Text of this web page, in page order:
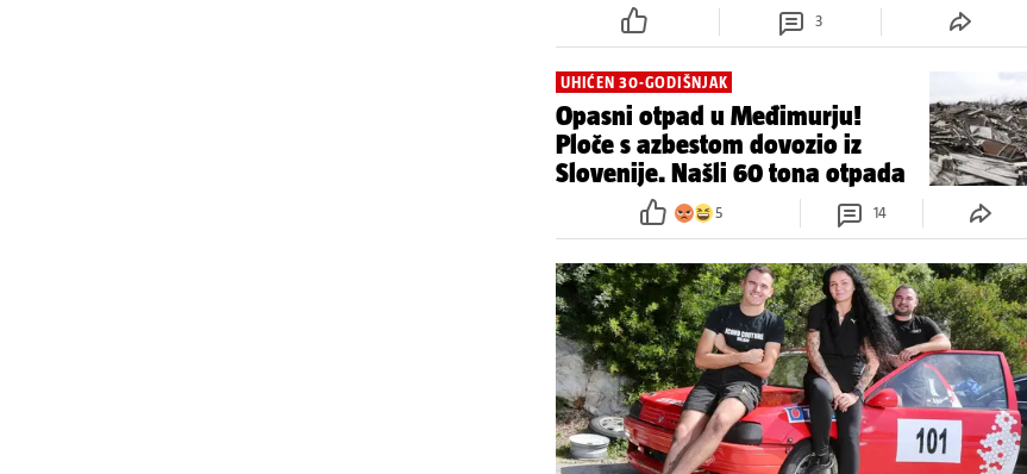
3
UHIĆEN 30-GODIŠNJAK
Opasni otpad u Međimurju!
Ploče s azbestom dovozio iz
Slovenije. Našli 60 tona otpada
5 14